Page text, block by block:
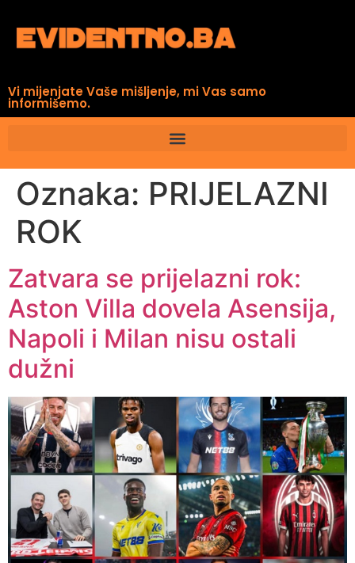
Vi mijenjate Vaše mišljenje, mi Vas samo
informišemo.
Oznaka: PRIJELAZNI
ROK
Zatvara se prijelazni rok:
Aston Villa dovela Asensija,
Napoli i Milan nisu ostali
dužni